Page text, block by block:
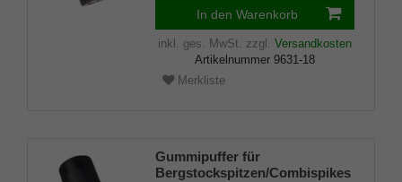
In den Warenkorb
inkl. ges. MwSt. zzgl. Versandkosten
Artikelnummer 9631-18
Merkliste
Gummipuffer für
Bergstockspitzen/Combispikes